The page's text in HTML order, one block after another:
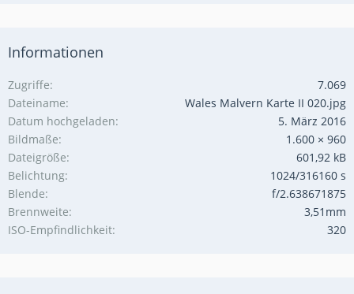
Informationen
Zugriffe
7.069
Dateiname
Wales Malvern Karte II 020.jpg
Datum hochgeladen
5. März 2016
Bildmaße
1.600 × 960
Dateigröße
601,92 kB
Belichtung
1024/316160 s
Blende
f/2.638671875
Brennweite
3,51mm
ISO-Empfindlichkeit
320